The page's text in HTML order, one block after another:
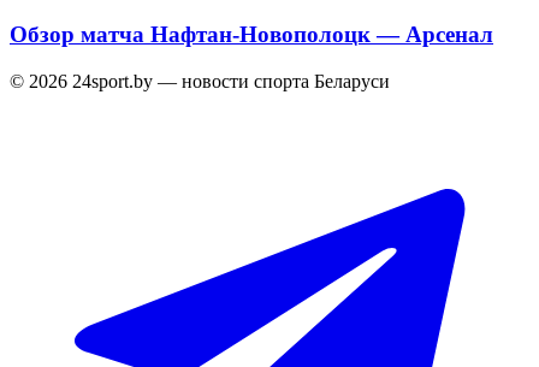
Обзор матча Нафтан-Новополоцк — Арсенал
© 2026 24sport.by — новости спорта Беларуси